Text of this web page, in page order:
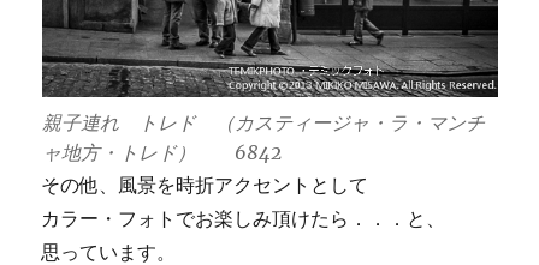
親子連れ トレド （カスティージャ・ラ・マンチ
ャ地方・トレド） 6842
その他、風景を時折アクセントとして
カラー・フォトでお楽しみ頂けたら．．．と、
思っています。